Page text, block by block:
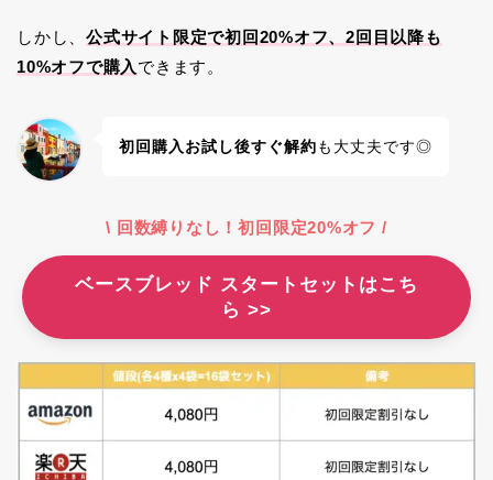
しかし、公式サイト限定で初回20%オフ、2回目以降も
10%オフで購入 できます。
初回購入お試し後すぐ解約も大丈夫です◎
\ 回数縛りなし！初回限定20%オフ /
ベースブレッド スタートセットはこち
ら >>